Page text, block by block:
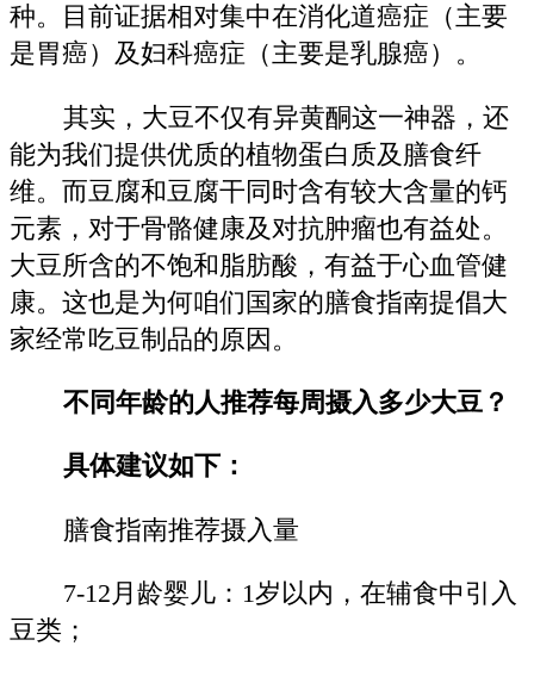
种。目前证据相对集中在消化道癌症（主要
是胃癌）及妇科癌症（主要是乳腺癌）。
其实，大豆不仅有异黄酮这一神器，还
能为我们提供优质的植物蛋白质及膳食纤
维。而豆腐和豆腐干同时含有较大含量的钙
元素，对于骨骼健康及对抗肿瘤也有益处。
大豆所含的不饱和脂肪酸，有益于心血管健
康。这也是为何咱们国家的膳食指南提倡大
家经常吃豆制品的原因。
不同年龄的人推荐每周摄入多少大豆？
具体建议如下：
膳食指南推荐摄入量
7-12月龄婴儿：1岁以内，在辅食中引入
豆类；